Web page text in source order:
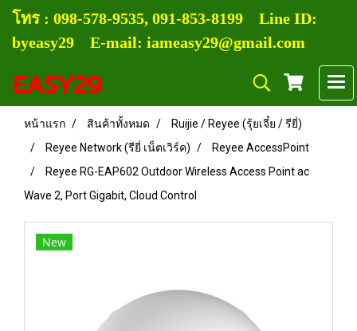
โทร : 098-578-9535, 091-853-8199 Line ID:
byeasy29 E-mail: iameasy29@gmail.com
EASY29
หน้าแรก สินค้าทั้งหมด
Ruijie / Reyee (รุ้ยเจี๋ย / รียี่)
Reyee Network (รียี่ เน็ตเวิร์ค)
Reyee AccessPoint
Reyee RG-EAP602 Outdoor Wireless Access Point ac
Wave 2, Port Gigabit, Cloud Control
New